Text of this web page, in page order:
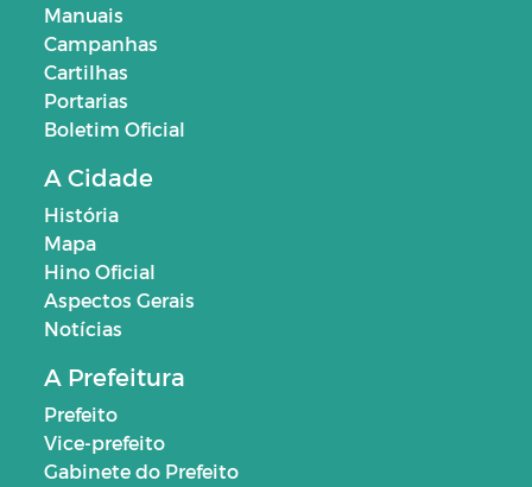
Manuais
Campanhas
Cartilhas
Portarias
Boletim Oficial
A Cidade
História
Mapa
Hino Oficial
Aspectos Gerais
Notícias
A Prefeitura
Prefeito
Vice-prefeito
Gabinete do Prefeito